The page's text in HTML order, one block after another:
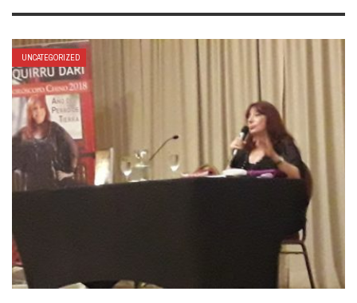
UNCATEGORIZED